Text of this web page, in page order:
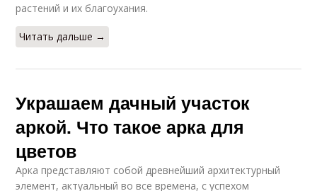
растений и их благоухания.
Читать дальше →
Украшаем дачный участок
аркой. Что такое арка для
цветов
Арка представляют собой древнейший архитектурный
элемент, актуальный во все времена, с успехом